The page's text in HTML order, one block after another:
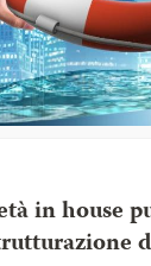
in house